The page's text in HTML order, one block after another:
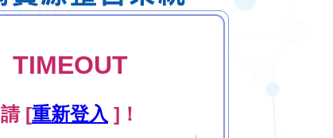
TIMEOUT
請 [重新登入 ]！